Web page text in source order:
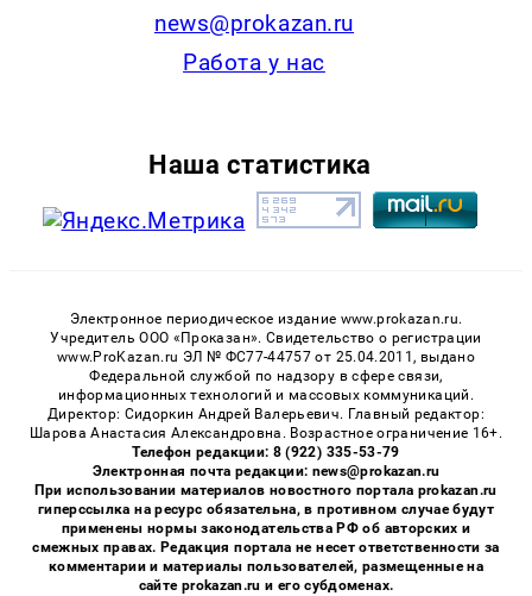
news@prokazan.ru
Работа у нас
Наша статистика
Электронное периодическое издание www.prokazan.ru.
Учредитель ООО «Проказан». Cвидетельство о регистрации
www.ProKazan.ru ЭЛ № ФС77-44757 от 25.04.2011, выдано
Федеральной службой по надзору в сфере связи,
информационных технологий и массовых коммуникаций.
Директор: Сидоркин Андрей Валерьевич. Главный редактор:
Шарова Анастасия Александровна. Возрастное ограничение 16+.
Телефон редакции: 8 (922) 335-53-79
Электронная почта редакции: news@prokazan.ru
При использовании материалов новостного портала prokazan.ru
гиперссылка на ресурс обязательна, в противном случае будут
применены нормы законодательства РФ об авторских и
смежных правах. Редакция портала не несет ответственности за
комментарии и материалы пользователей, размещенные на
сайте prokazan.ru и его субдоменах.